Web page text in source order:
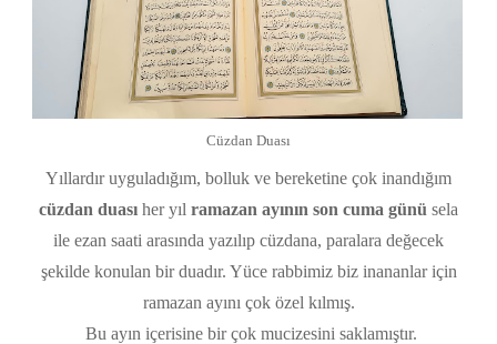
Cüzdan Duası
Yıllardır uyguladığım, bolluk ve bereketine çok inandığım
cüzdan duası her yıl ramazan ayının son cuma günü sela
ile ezan saati arasında yazılıp cüzdana, paralara değecek
şekilde konulan bir duadır. Yüce rabbimiz biz inananlar için
ramazan ayını çok özel kılmış.
Bu ayın içerisine bir çok mucizesini saklamıştır.